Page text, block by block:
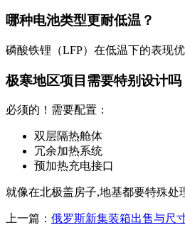
哪种电池类型更耐低温？
磷酸铁锂（LFP）在低温下的表现
极寒地区项目需要特别设计吗
必须的！需要配置：
双层隔热舱体
冗余加热系统
预加热充电接口
就像在北极盖房子,地基都要特殊处
上一篇： 俄罗斯新集装箱出售与尺